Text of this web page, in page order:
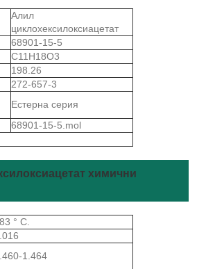
Алил
циклохексилоксиацетат
68901-15-5
C11H18O3
198.26
272-657-3
Естерна серия
68901-15-5.mol
химични
° C.
1.464